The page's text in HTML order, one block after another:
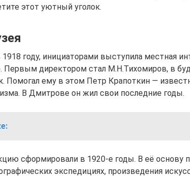
этот уютный уголок.
году, инициаторами выступила местная
Первым директором стал М.Н.Тихомиров, в
Помогал ему в этом Петр Крапоткин —
В Дмитрове он жил свои последние годы.
сформировали в 1920-е годы. В её основу
экспедициях, произведения